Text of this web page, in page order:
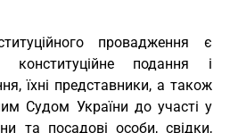
провадження є
подання і
їхні представники, а також
Судом України до участі у
та посадові особи, свідки,